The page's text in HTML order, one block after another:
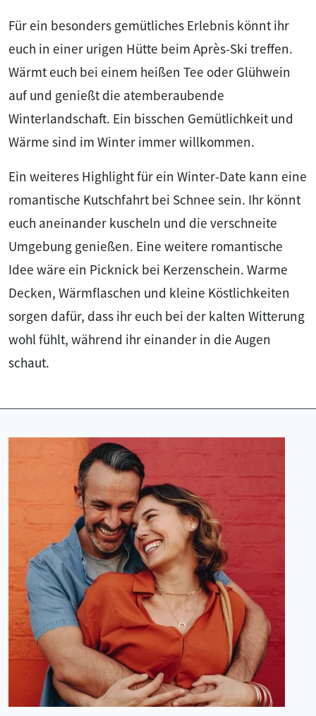
Für ein besonders gemütliches Erlebnis könnt ihr
euch in einer urigen Hütte beim Après-Ski treffen.
Wärmt euch bei einem heißen Tee oder Glühwein
auf und genießt die atemberaubende
Winterlandschaft. Ein bisschen Gemütlichkeit und
Wärme sind im Winter immer willkommen.
Ein weiteres Highlight für ein Winter-Date kann eine
romantische Kutschfahrt bei Schnee sein. Ihr könnt
euch aneinander kuscheln und die verschneite
Umgebung genießen. Eine weitere romantische
Idee wäre ein Picknick bei Kerzenschein. Warme
Decken, Wärmflaschen und kleine Köstlichkeiten
sorgen dafür, dass ihr euch bei der kalten Witterung
wohl fühlt, während ihr einander in die Augen
schaut.